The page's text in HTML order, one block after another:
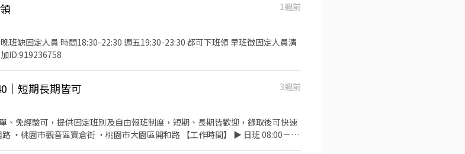
元， 午 餐：免費供餐(員
★加L應徵：@153bsiuz【請留下 姓名✚電話✚職缺名稱✚履歷】 ★康彼斯有
1週前
缺可以直接加ID:919236758
｜短期長期皆可
3週前
、免經驗可，提供固定班別及自由報班制度，短期、長期皆歡迎，錄取後可快速